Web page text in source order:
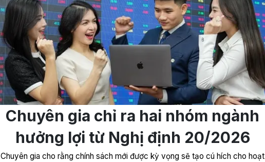
Chuyên gia chỉ ra hai nhóm ngành
hưởng lợi từ Nghị định 20/2026
Chuyên gia cho rằng chính sách mới được kỳ vọng sẽ tạo cú hích cho hoạt